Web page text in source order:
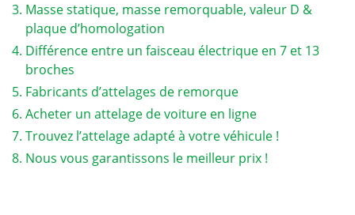
Masse statique, masse remorquable, valeur D &
plaque d’homologation
Différence entre un faisceau électrique en 7 et 13
broches
Fabricants d’attelages de remorque
Acheter un attelage de voiture en ligne
Trouvez l’attelage adapté à votre véhicule !
Nous vous garantissons le meilleur prix !